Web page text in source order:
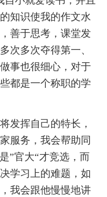
知识使我的作文水
善于思考，课堂发
次多次夺得第一、
事也很细心，对于
都是一个称职的学
发挥自己的特长，
服务，我会帮助同
”官大“才竞选，而
学习上的难题，如
我会跟他慢慢地讲